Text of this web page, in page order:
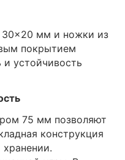
30×20 мм и ножки из
покрытием
и устойчивость
75 мм позволяют
конструкция